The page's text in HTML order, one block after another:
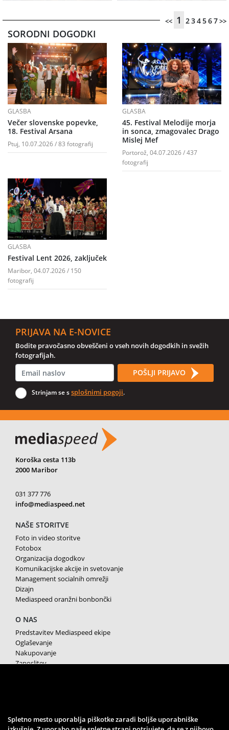
<< 1 234567>>
SORODNI DOGODKI
GLASBA
Večer slovenske popevke,
18. Festival Arsana
Ptuj, 10.07.2026 / 83 fotografij
GLASBA
45. Festival Melodije morja
in sonca, zmagovalec Drago
Mislej Mef
Portorož, 04.07.2026 / 437
fotografij
GLASBA
Festival Lent 2026, zaključek
Maribor, 04.07.2026 / 150
fotografij
PRIJAVA NA E-NOVICE
Bodite pravočasno obveščeni o vseh novih dogodkih in svežih
fotografijah.
POŠLJI PRIJAVO
Strinjam se ssplošnimi pogoji.
Koroška cesta 113b
2000 Maribor
031 377 776
info@mediaspeed.net
NAŠE STORITVE
Foto in video storitve
Fotobox
Organizacija dogodkov
Komunikacijske akcije in svetovanje
Management socialnih omrežji
Dizajn
Mediaspeed oranžni bonbončki
O NAS
Predstavitev Mediaspeed ekipe
Oglaševanje
Nakupovanje
Zaposlitev
SPREMLJAJTE NAS
Spletno mesto uporablja piškotke zaradi boljše uporabniške